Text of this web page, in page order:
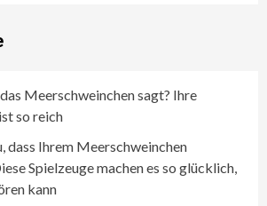
Meerschweinchen sagt? Ihre
so reich
dass Ihrem Meerschweinchen
Spielzeuge machen es so glücklich,
kann